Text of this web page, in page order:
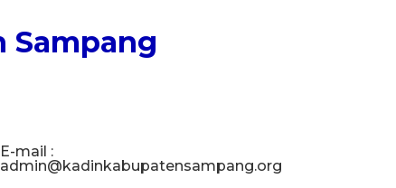
Sampang
E-mail :
admin@kadinkabupatensampang.org